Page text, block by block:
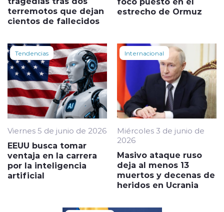
terremotos que dejan
cientos de fallecidos
estrecho de Ormuz
Tendencias
Viernes 5 de junio de 2026
EEUU busca tomar
ventaja en la carrera
por la inteligencia
artificial
Internacional
Miércoles 3 de junio de
2026
Masivo ataque ruso
deja al menos 13
muertos y decenas de
heridos en Ucrania